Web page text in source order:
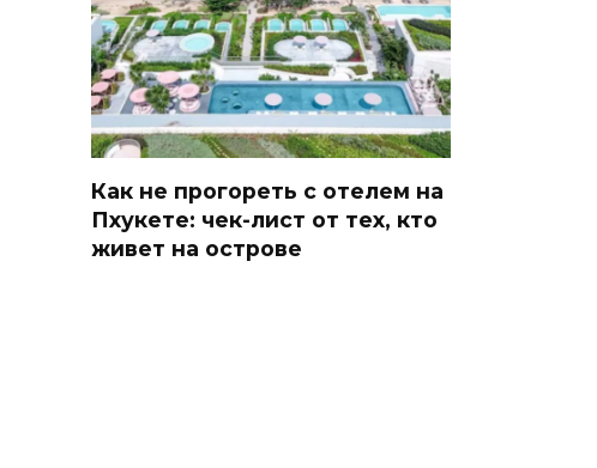
Как не прогореть с отелем на
Пхукете: чек-лист от тех, кто
живет на острове